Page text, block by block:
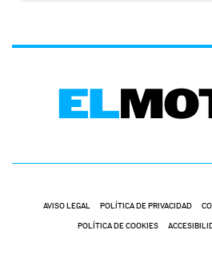
AVISO LEGAL POLÍTICA DE PRIVACIDAD
POLÍTICA DE COOKIES